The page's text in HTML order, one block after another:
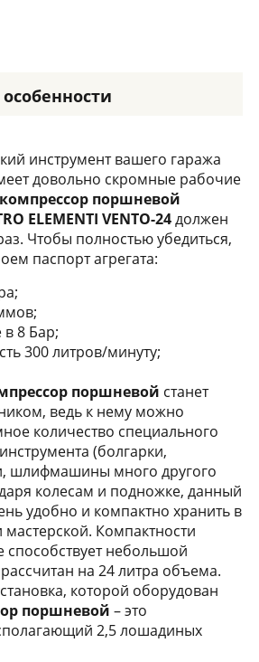
инструмент вашего гаража
довольно скромные рабочие
компрессор поршневой
ELEMENTI VENTO-24должен
Чтобы полностью убедиться,
паспорт агрегата:
8 Бар;
300 литров/минуту;
поршневой станет
ведь к нему можно
количество специального
(болгарки,
шлифмашины много другого
колесам и подножке, данный
удобно и компактно хранить в
Компактности
способствует небольшой
на 24 литра объема.
которой оборудован
поршневой – это
2,5 лошадиных